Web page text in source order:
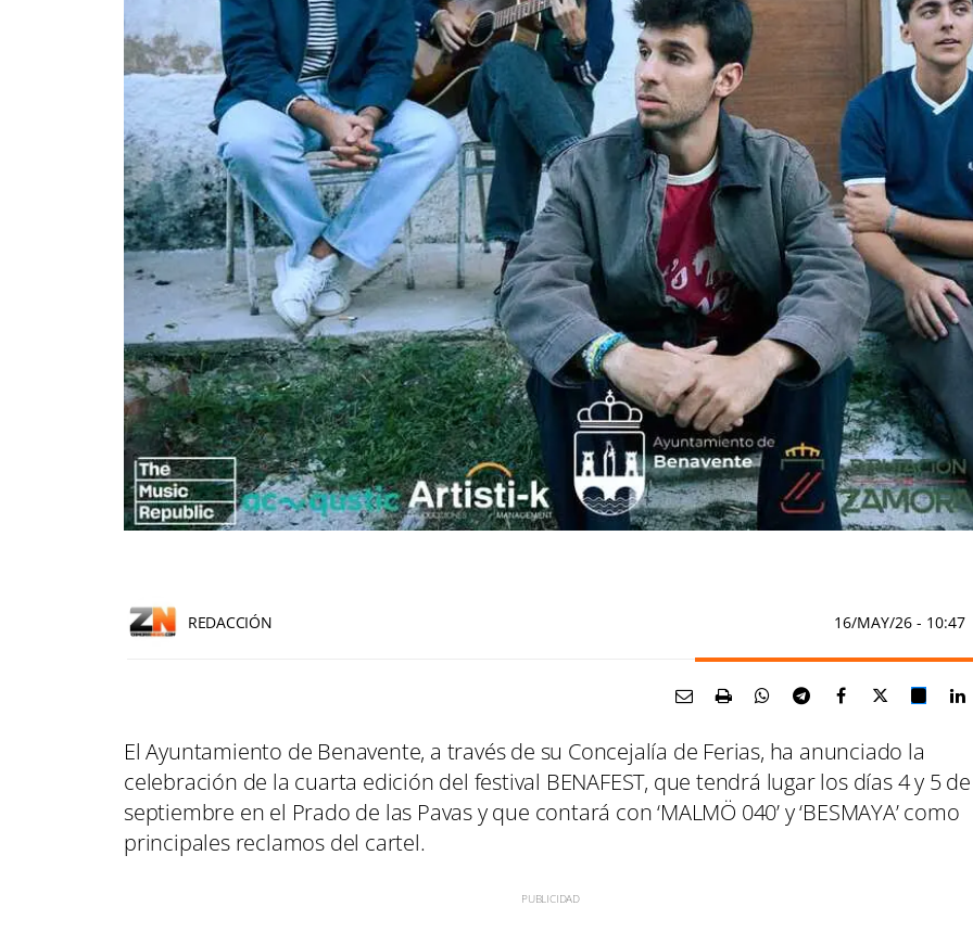
REDACCIÓN 16/MAY/26 - 10:47
El Ayuntamiento de Benavente, a través de su Concejalía de Ferias, ha anunciado la
celebración de la cuarta edición del festival BENAFEST, que tendrá lugar los días 4 y 5 de
septiembre en el Prado de las Pavas y que contará con ‘MALMÖ 040’ y ‘BESMAYA’ como
principales reclamos del cartel.